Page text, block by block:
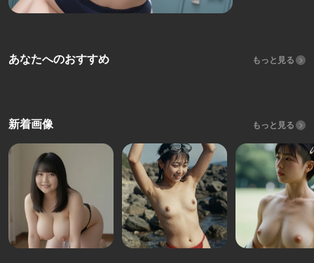
あなたへのおすすめ もっと見る
新着画像 もっと見る